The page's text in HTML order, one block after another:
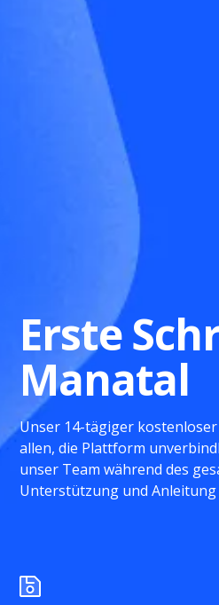
Erste
Manatal
Unser 14-tägiger
allen, die Plattform
unser Team während des
Unterstützung und Anleitung